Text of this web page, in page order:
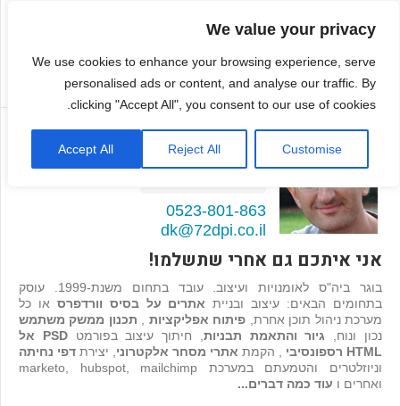
We value your privacy
We use cookies to enhance your browsing experience, serve
personalised ads or content, and analyse our traffic. By
clicking "Accept All", you consent to our use of cookies.
Customise
Reject All
Accept All דמיטרי קגן
בונה אתרים ואפליקציות
0523-801-863
dk@72dpi.co.il
אני איתכם גם אחרי שתשלמו!
בוגר ביה"ס לאומנויות ועיצוב. עובד בתחום משנת-1999. עוסק
בתחומים הבאים: עיצוב ובניית אתרים על בסיס וורדפרס או כל
מערכת ניהול תוכן אחרת, פיתוח אפליקציות
תכנון ממשק משתמש
נכון ונוח, גיור והתאמת תבניות , חיתוך עיצוב בפורמט
PSD אל
HTML רספונסיבי
, הקמת אתרי מסחר אלקטרוני , יצירת דפי נחיתה
וניוזלטרים והטמעתם במערכת marketo, hubspot, mailchimp
ואחרים ו עוד כמה דברים...